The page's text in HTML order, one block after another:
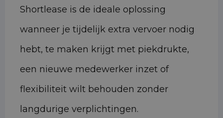
Shortlease is de ideale oplossing
wanneer je tijdelijk extra vervoer nodig
hebt, te maken krijgt met piekdrukte,
een nieuwe medewerker inzet of
flexibiliteit wilt behouden zonder
langdurige verplichtingen.